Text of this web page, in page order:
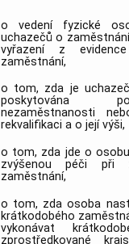
o vedení fyzické
uchazečů o
vyřazení z
zaměstnání,
o tom, zda je
poskytována
nezaměstnanosti
rekvalifikaci a o její výši,
o tom, zda jde o
zvýšenou péči při
zaměstnání,
o tom, zda osoba
krátkodobého
vykonávat
zprostředkované